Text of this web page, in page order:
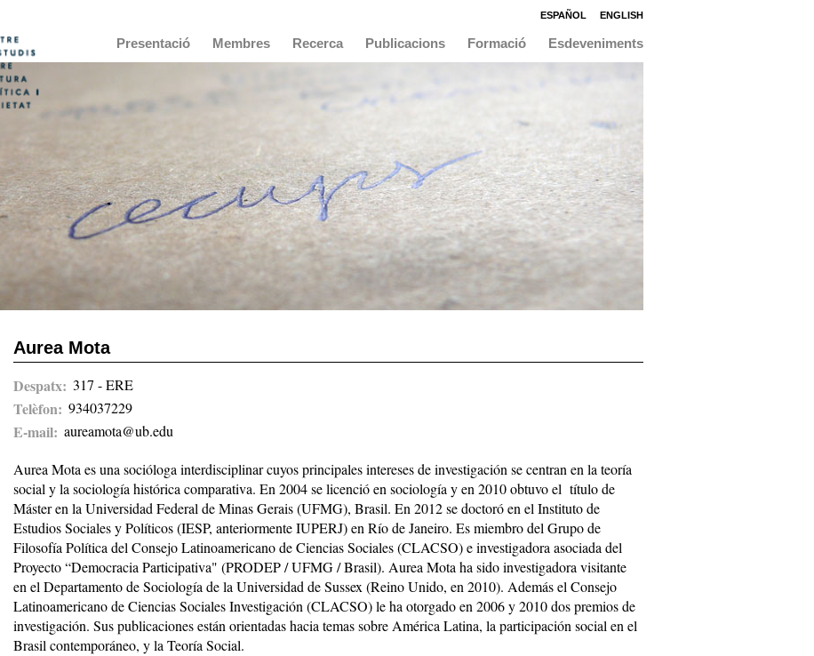
ESPAÑOL ENGLISH
MainPresentació Membres Recerca Publicacions Formació Esdeveniments
Aurea Mota
Despatx 317 - ERE
Telèfon 934037229
E-mail aureamota@ub.edu
Aurea Mota es una socióloga interdisciplinar cuyos principales intereses de investigación se centran en la teoría
social y la sociología histórica comparativa. En 2004 se licenció en sociología y en 2010 obtuvo el título de
Máster en la Universidad Federal de Minas Gerais (UFMG), Brasil. En 2012 se doctoró en el Instituto de
Estudios Sociales y Políticos (IESP, anteriormente IUPERJ) en Río de Janeiro. Es miembro del Grupo de
Filosofía Política del Consejo Latinoamericano de Ciencias Sociales (CLACSO) e investigadora asociada del
Proyecto “Democracia Participativa" (PRODEP / UFMG / Brasil). Aurea Mota ha sido investigadora visitante
en el Departamento de Sociología de la Universidad de Sussex (Reino Unido, en 2010). Además el Consejo
Latinoamericano de Ciencias Sociales Investigación (CLACSO) le ha otorgado en 2006 y 2010 dos premios de
investigación. Sus publicaciones están orientadas hacia temas sobre América Latina, la participación social en el
Brasil contemporáneo, y la Teoría Social.